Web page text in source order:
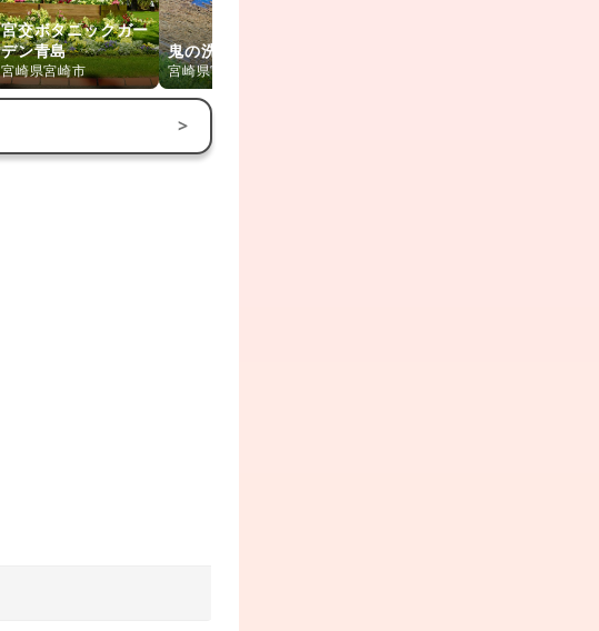
宮交ボタニックガー
デン青島
宮崎県宮崎市
鬼の洗濯板
宮崎県宮崎市
>